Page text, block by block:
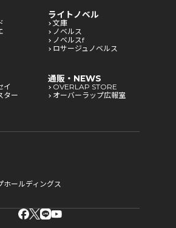
ライトノベル
文庫
ノベルス
ノベルスf
ロサージュノベルス
イ
ター
通販・NEWS
OVERLAP STORE
オーバーラップ広報室
ホールディングス